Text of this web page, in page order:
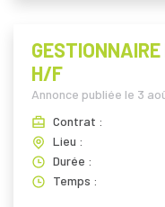
H/F
Annonce publiée le 3
Contrat :
Lieu :
Durée :
Temps :